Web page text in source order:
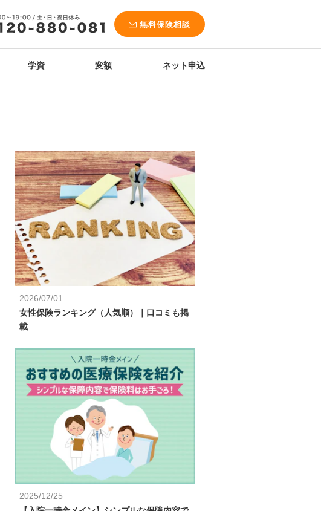
無料保険相談
学資 変額 ネット申込
2026/07/01
女性保険ランキング（人気順）｜口コミも掲
載
2025/12/25